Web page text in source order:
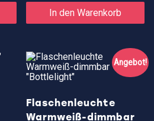
Produkt
mehrere
Die
Optionen
können
der
Produktseite
gewählt
In den Warenkorb
Angebot!
Flaschenleuchte
Warmweiß-dimmbar